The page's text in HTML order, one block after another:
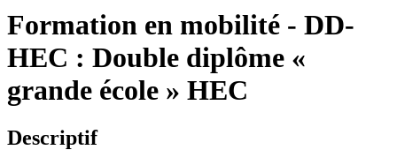
Formation en mobilité - DD-
HEC : Double diplôme «
grande école » HEC
Descriptif